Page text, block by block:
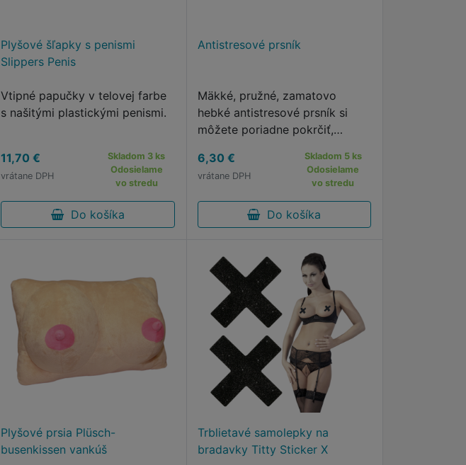
Plyšové šľapky s penismi
Slippers Penis
Vtipné papučky v telovej farbe
s našitými plastickými penismi.
11,70 €
vrátane DPH
Skladom 3 ks
Odosielame
vo stredu
Do košíka
Antistresové prsník
Mäkké, pružné, zamatovo
hebké antistresové prsník si
môžete poriadne pokrčiť,
6,30 €
vrátane DPH
Skladom 5 ks
Odosielame
vo stredu
Do košíka
Plyšové prsia Plüsch-
busenkissen vankúš
Trblietavé samolepky na
bradavky Titty Sticker X